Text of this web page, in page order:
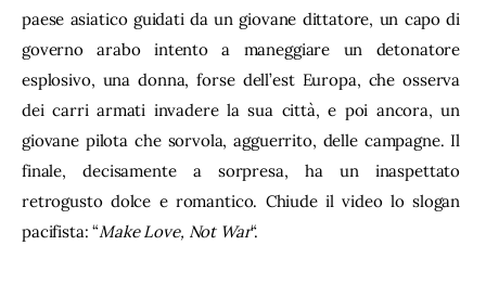
paese asiatico guidati da un giovane dittatore, un capo di
governo arabo intento a maneggiare un detonatore
esplosivo, una donna, forse dell’est Europa, che osserva
dei carri armati invadere la sua città, e poi ancora, un
giovane pilota che sorvola, agguerrito, delle campagne. Il
finale, decisamente a sorpresa, ha un inaspettato
retrogusto dolce e romantico. Chiude il video lo slogan
pacifista: “Make Love, Not War“.